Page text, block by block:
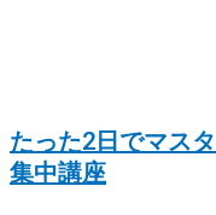
たった2日でマス
集中講座